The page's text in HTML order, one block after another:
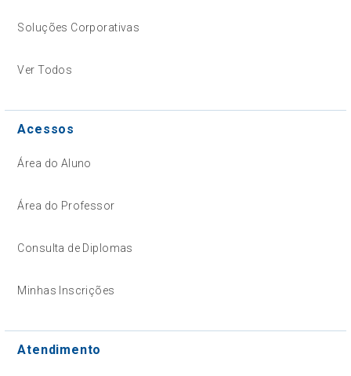
Soluções Corporativas
Ver Todos
Acessos
Área do Aluno
Área do Professor
Consulta de Diplomas
Minhas Inscrições
Atendimento